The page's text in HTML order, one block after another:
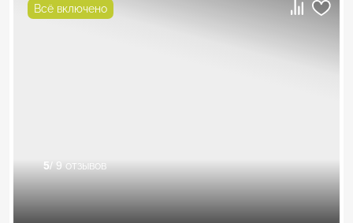
Всё включено
5/ 9 отзывов